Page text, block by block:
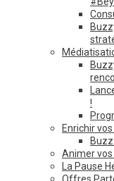
!
Enrichir
Animer
La Pause